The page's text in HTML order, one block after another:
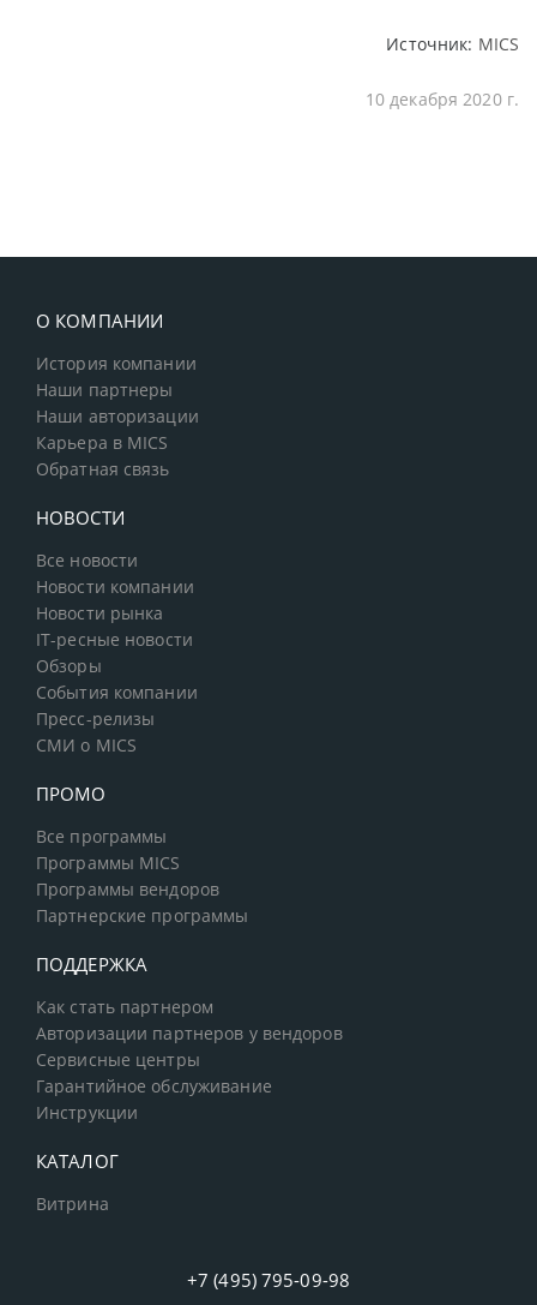
Источник: MICS
10 декабря 2020 г.
О КОМПАНИИ
История компании
Наши партнеры
Наши авторизации
Карьера в MICS
Обратная связь
НОВОСТИ
Все новости
Новости компании
Новости рынка
IT-ресные новости
Обзоры
События компании
Пресс-релизы
СМИ о MICS
ПРОМО
Все программы
Программы MICS
Программы вендоров
Партнерские программы
ПОДДЕРЖКА
Как стать партнером
Авторизации партнеров у вендоров
Сервисные центры
Гарантийное обслуживание
Инструкции
КАТАЛОГ
Витрина
+7 (495) 795-09-98